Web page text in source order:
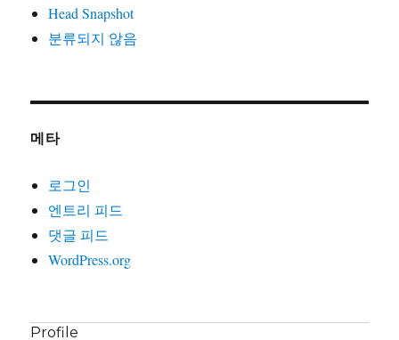
Head Snapshot
분류되지 않음
메타
로그인
엔트리 피드
댓글 피드
WordPress.org
Profile